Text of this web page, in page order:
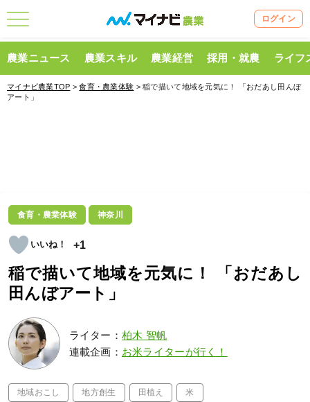
ログイン
農業ニュース 農業スキル 農業経営 採用・就農 ライフ
マイナビ農業TOP >食育・農業体験 > 稲で描いて地域を元気に！ 「おだあし田んぼ
アート」
食育・農業体験 神奈川
+1
稲で描いて地域を元気に！ 「おだあし
田んぼアート」
ライター： 柏木 智帆
連載企画： お米ライターが行く！
地域おこし 地方創生 田植え 米